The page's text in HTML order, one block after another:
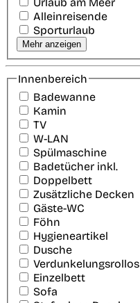
Alleinreisende
Sporturlaub
Mehr anzeigen
Innenbereich
Badewanne
Kamin
TV
W-LAN
Spülmaschine
Badetücher inkl.
Doppelbett
Zusätzliche Decken
Gäste-WC
Föhn
Hygieneartikel
Dusche
Verdunkelungsrollos
Einzelbett
Sofa